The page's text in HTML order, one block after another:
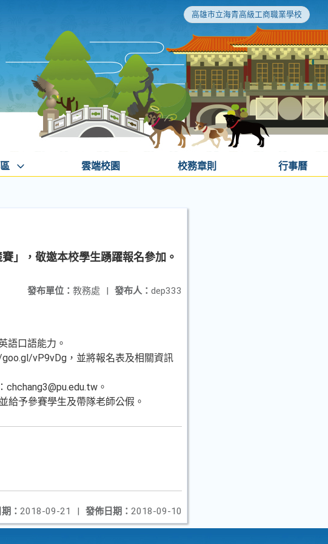
高雄市立海青高級工商職業學校
雲端校園 校務章則 行事曆
」，敬邀本校學生踴躍報名參加。
發布人： dep333
發布單位： 教務處 |
語口語能力。
vP9vDg，並將報名表及相關資訊
。
給予參賽學生及帶隊老師公假。
發佈日期： 2018-09-10
： 2018-09-21 |